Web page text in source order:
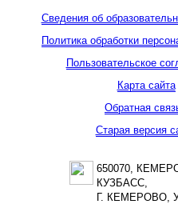
Сведения об
Политика обработки
Пользовательское
Карта сайта
Обратная
Старая версия
650070,
КУЗБАСС,
Г. КЕМЕРОВО,